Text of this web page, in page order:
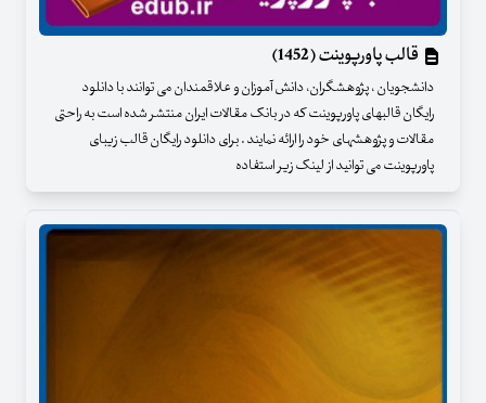
قالب پاورپوینت (1452)
دانشجویان ، پژوهشگران، دانش آموزان و علاقمندان می توانند با دانلود
رایگان قالبهای پاورپوینت که در بانک مقالات ایران منتشر شده است به راحتی
مقالات و پژوهشهای خود را ارائه نمایند . برای دانلود رایگان قالب زیبای
پاورپوینت می توانید از لینک زیر استفاده